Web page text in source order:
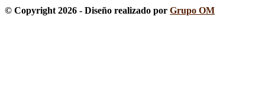
© Copyright 2026 - Diseño realizado por Grupo OM